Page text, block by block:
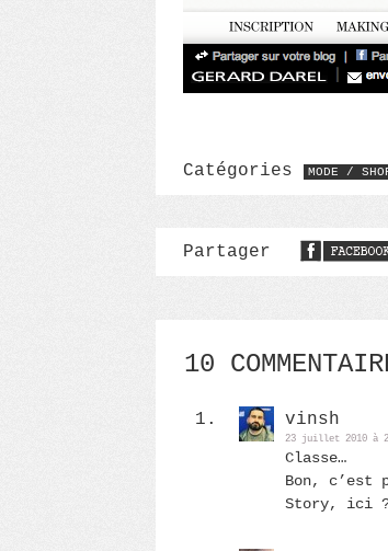
Catégories MODE /
Partager
10
vinsh
23 juillet 2010 à
Classe…
Bon, c’est
Story, ici